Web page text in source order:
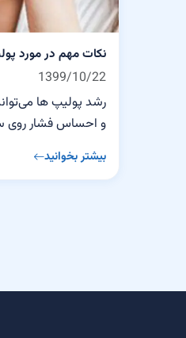
نکات مهم در مورد
1399/10/22
رشد پولیپ ها
و احساس فشار روی
بیشتر بخوانید